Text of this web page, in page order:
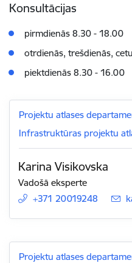
Konsultācijas
pirmdienās 8.30 - 18.00
otrdienās, trešdienās,
piektdienās 8.30 - 16.00
Projektu atlases
Infrastruktūras projektu
Karina Visikovska
Vadošā eksperte
+371 20019248
Projektu atlases